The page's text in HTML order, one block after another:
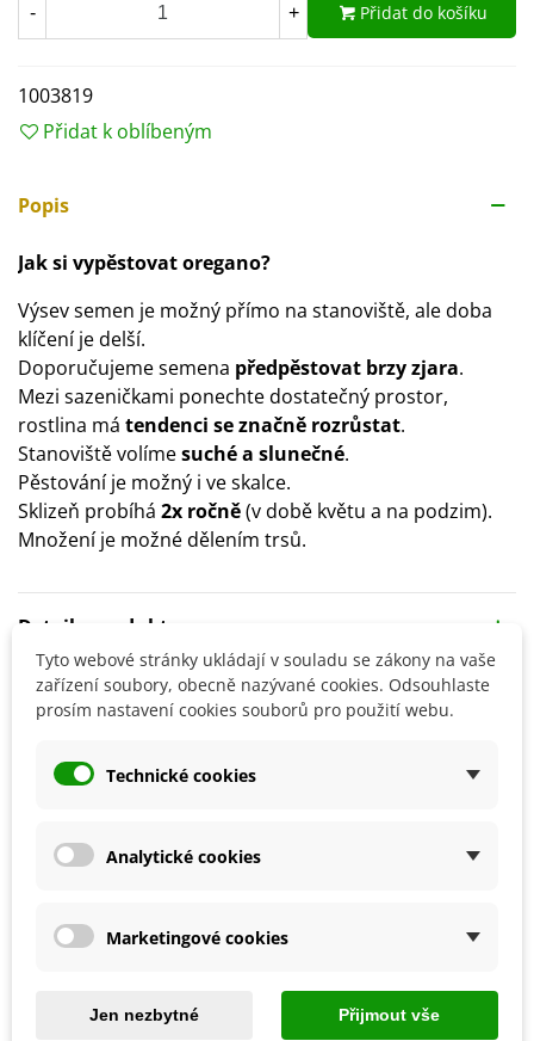
- + Přidat do košíku
1003819
Přidat k oblíbeným
Popis
Jak si vypěstovat oregano?
Výsev semen je možný přímo na stanoviště, ale doba
klíčení je delší.
Doporučujeme semena předpěstovat brzy zjara.
Mezi sazeničkami ponechte dostatečný prostor,
rostlina má tendenci se značně rozrůstat.
Stanoviště volímesuché a slunečné.
Pěstování je možný i ve skalce.
Sklizeň probíhá 2x ročně(v době květu a na podzim).
Množení je možné dělením trsů.
Detaily produktu
SOUVISEJÍCÍ PRODUKTY
Přidat do košíku Přidat do košíku
Tyto webové stránky ukládají v souladu se zákony na vaše
zařízení soubory, obecně nazývané cookies. Odsouhlaste
prosím nastavení cookies souborů pro použití webu.
Technické cookies
Analytické cookies
Marketingové cookies
Jen nezbytné Přijmout vše